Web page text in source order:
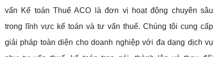
vấn Kế toán Thuế ACO là đơn vị hoạt động chuyên sâu
trong lĩnh vực kế toán và tư vấn thuế. Chúng tôi cung cấp
giải pháp toàn diện cho doanh nghiệp với đa dạng dịch vụ